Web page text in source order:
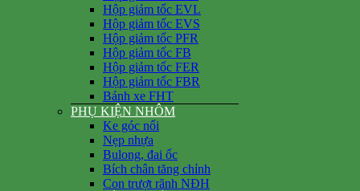
Hộp giảm tốc EVL
Hộp giảm tốc EVS
Hộp giảm tốc PFR
Hộp giảm tốc FB
Hộp giảm tốc FER
Hộp giảm tốc FBR
Bánh xe FHT
PHỤ KIỆN NHÔM
Ke góc nổi
Nẹp nhựa
Bulong, đai ốc
Bích chân tăng chỉnh
Con trượt rãnh NĐH